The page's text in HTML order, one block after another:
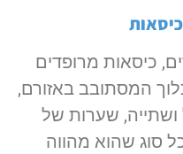
כיסאות מרופדים
המסתובב באזורם,
שערות של
סוג שהוא מהווה